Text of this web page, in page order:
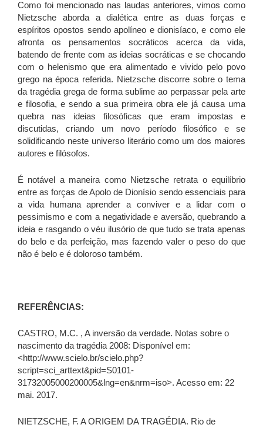
Como foi mencionado nas laudas anteriores, vimos como
Nietzsche aborda a dialética entre as duas forças e
espíritos opostos sendo apolíneo e dionisíaco, e como ele
afronta os pensamentos socráticos acerca da vida,
batendo de frente com as ideias socráticas e se chocando
com o helenismo que era alimentado e vivido pelo povo
grego na época referida. Nietzsche discorre sobre o tema
da tragédia grega de forma sublime ao perpassar pela arte
e filosofia, e sendo a sua primeira obra ele já causa uma
quebra nas ideias filosóficas que eram impostas e
discutidas, criando um novo período filosófico e se
solidificando neste universo literário como um dos maiores
autores e filósofos.
É notável a maneira como Nietzsche retrata o equilíbrio
entre as forças de Apolo de Dionísio sendo essenciais para
a vida humana aprender a conviver e a lidar com o
pessimismo e com a negatividade e aversão, quebrando a
ideia e rasgando o véu ilusório de que tudo se trata apenas
do belo e da perfeição, mas fazendo valer o peso do que
não é belo e é doloroso também.
REFERÊNCIAS:
CASTRO, M.C. , A inversão da verdade. Notas sobre o
nascimento da tragédia 2008: Disponível em:
<http://www.scielo.br/scielo.php?
script=sci_arttext&pid=S0101-
31732005000200005&lng=en&nrm=iso>. Acesso em: 22
mai. 2017.
NIETZSCHE, F. A ORIGEM DA TRAGÉDIA. Rio de